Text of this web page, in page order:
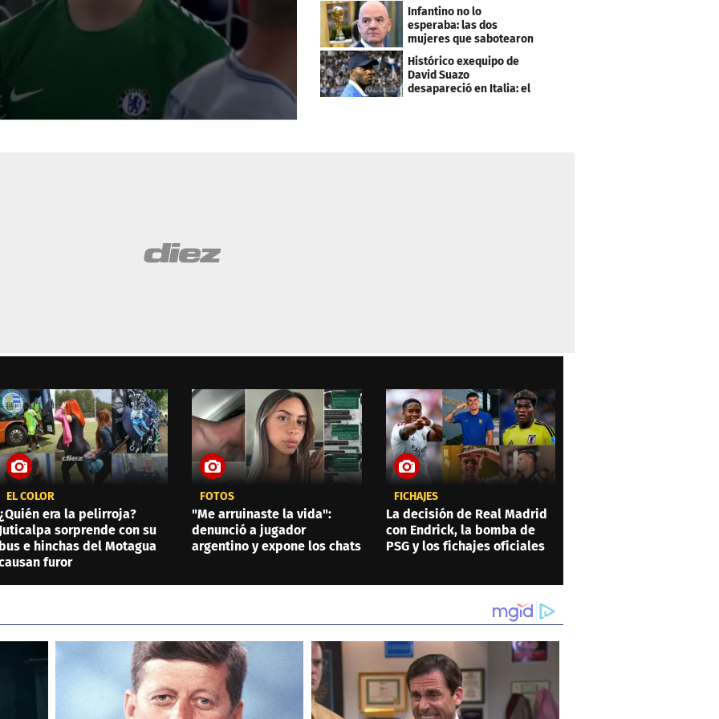
este salario
Infantino no lo
esperaba: las dos
mujeres que sabotearon
sus planes con el
Mundial
Histórico exequipo de
David Suazo
desapareció en Italia: el
EL COLOR
era la pelirroja?
Juticalpa sorprende con su
bus e hinchas del Motagua
furor
FOTOS
"Me arruinaste la vida":
denunció a jugador
argentino y expone los chats
FICHAJES
La decisión de Real Madrid
con Endrick, la bomba de
PSG y los fichajes oficiales